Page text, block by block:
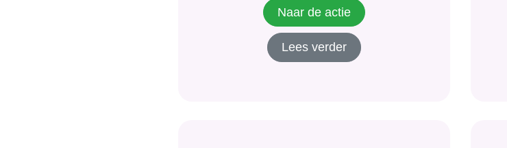
cadeauverpakking en worden je
spulletjes gratis geleverd. Bekijk
direct leuke acties en promoties,
Naar de actie
Lees verder